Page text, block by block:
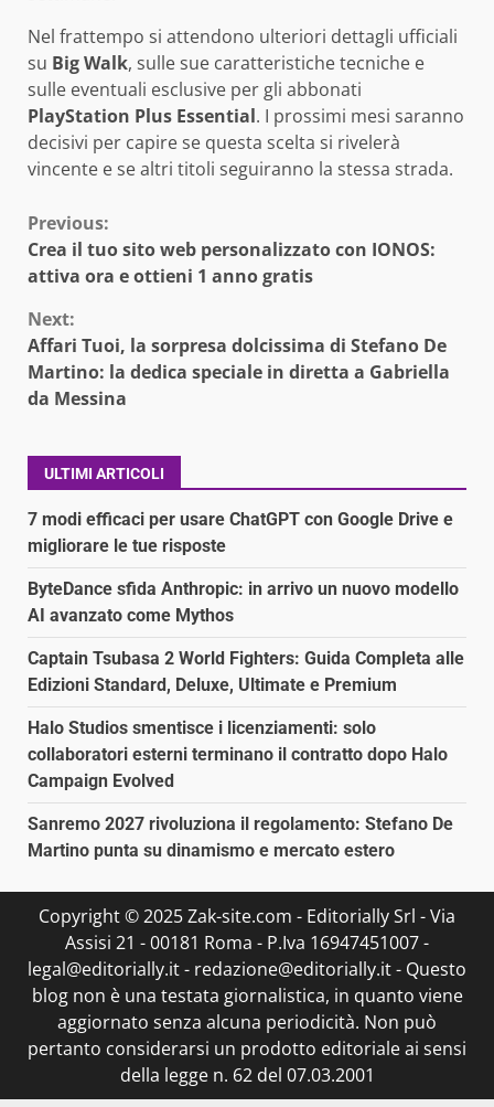
Nel frattempo si attendono ulteriori dettagli ufficiali
su Big Walk, sulle sue caratteristiche tecniche e
sulle eventuali esclusive per gli abbonati
PlayStation Plus Essential. I prossimi mesi saranno
decisivi per capire se questa scelta si rivelerà
vincente e se altri titoli seguiranno la stessa strada.
Continue
Reading
Previous:
Crea il tuo sito web personalizzato con IONOS:
attiva ora e ottieni 1 anno gratis
Next:
Affari Tuoi, la sorpresa dolcissima di Stefano De
Martino: la dedica speciale in diretta a Gabriella
da Messina
ULTIMI ARTICOLI
7 modi efficaci per usare ChatGPT con Google Drive e
migliorare le tue risposte
ByteDance sfida Anthropic: in arrivo un nuovo modello
AI avanzato come Mythos
Captain Tsubasa 2 World Fighters: Guida Completa alle
Edizioni Standard, Deluxe, Ultimate e Premium
Halo Studios smentisce i licenziamenti: solo
collaboratori esterni terminano il contratto dopo Halo
Campaign Evolved
Sanremo 2027 rivoluziona il regolamento: Stefano De
Martino punta su dinamismo e mercato estero
Copyright © 2025 Zak-site.com - Editorially Srl - Via
Assisi 21 - 00181 Roma - P.Iva 16947451007 -
legal@editorially.it - redazione@editorially.it - Questo
blog non è una testata giornalistica, in quanto viene
aggiornato senza alcuna periodicità. Non può
pertanto considerarsi un prodotto editoriale ai sensi
della legge n. 62 del 07.03.2001